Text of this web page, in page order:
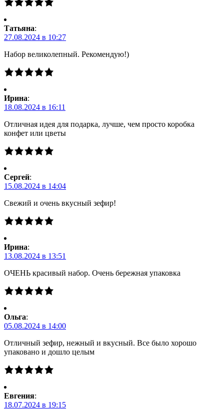
Татьяна:
27.08.2024 в 10:27
Набор великолепный. Рекомендую!)
Ирина:
18.08.2024 в 16:11
Отличная идея для подарка, лучше, чем просто коробка
конфет или цветы
Сергей:
15.08.2024 в 14:04
Свежий и очень вкусный зефир!
Ирина:
13.08.2024 в 13:51
ОЧЕНЬ красивый набор. Очень бережная упаковка
Ольга:
05.08.2024 в 14:00
Отличный зефир, нежный и вкусный. Все было хорошо
упаковано и дошло целым
Евгения:
18.07.2024 в 19:15